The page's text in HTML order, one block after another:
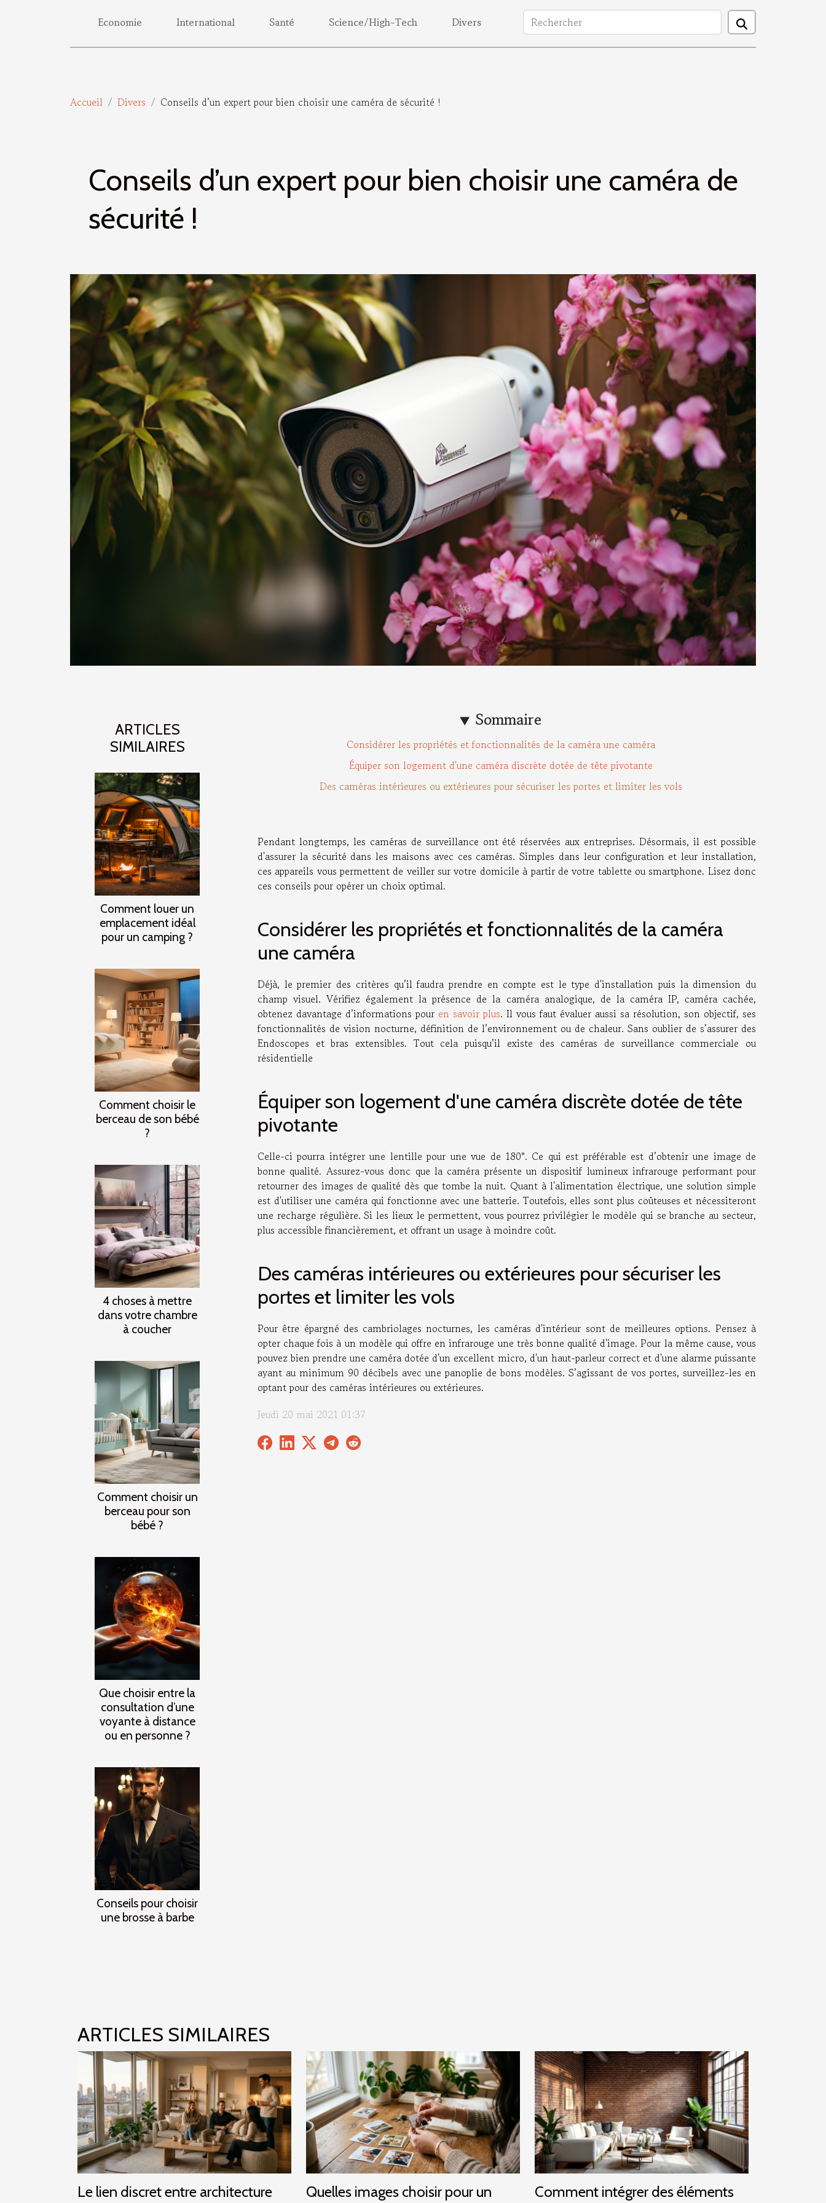
Economie International Santé Science/High-Tech Divers
Accueil Divers Conseils d’un expert pour bien choisir une caméra de sécurité !
Conseils d’un expert pour bien choisir une caméra de
sécurité !
ARTICLES
SIMILAIRES
Comment louer un
emplacement idéal
pour un camping ?
Comment choisir le
berceau de son bébé
?
4 choses à mettre
dans votre chambre
à coucher
Comment choisir un
berceau pour son
bébé ?
Que choisir entre la
consultation d’une
voyante à distance
ou en personne ?
Conseils pour choisir
une brosse à barbe
Sommaire
Considérer les propriétés et fonctionnalités de la caméra une caméra
Équiper son logement d'une caméra discrète dotée de tête pivotante
Des caméras intérieures ou extérieures pour sécuriser les portes et limiter les vols
Pendant longtemps, les caméras de surveillance ont été réservées aux entreprises. Désormais, il est possible
d'assurer la sécurité dans les maisons avec ces caméras. Simples dans leur configuration et leur installation,
ces appareils vous permettent de veiller sur votre domicile à partir de votre tablette ou smartphone. Lisez donc
ces conseils pour opérer un choix optimal.
Considérer les propriétés et fonctionnalités de la caméra
une caméra
Déjà, le premier des critères qu’il faudra prendre en compte est le type d'installation puis la dimension du
champ visuel. Vérifiez également la présence de la caméra analogique, de la caméra IP, caméra cachée,
obtenez davantage d’informations pour en savoir plus. Il vous faut évaluer aussi sa résolution, son objectif, ses
fonctionnalités de vision nocturne, définition de l’environnement ou de chaleur. Sans oublier de s’assurer des
Endoscopes et bras extensibles. Tout cela puisqu’il existe des caméras de surveillance commerciale ou
résidentielle
Équiper son logement d'une caméra discrète dotée de tête
pivotante
Celle-ci pourra intégrer une lentille pour une vue de 180°. Ce qui est préférable est d’obtenir une image de
bonne qualité. Assurez-vous donc que la caméra présente un dispositif lumineux infrarouge performant pour
retourner des images de qualité dès que tombe la nuit. Quant à l'alimentation électrique, une solution simple
est d'utiliser une caméra qui fonctionne avec une batterie. Toutefois, elles sont plus coûteuses et nécessiteront
une recharge régulière. Si les lieux le permettent, vous pourrez privilégier le modèle qui se branche au secteur,
plus accessible financièrement, et offrant un usage à moindre coût.
Des caméras intérieures ou extérieures pour sécuriser les
portes et limiter les vols
Pour être épargné des cambriolages nocturnes, les caméras d'intérieur sont de meilleures options. Pensez à
opter chaque fois à un modèle qui offre en infrarouge une très bonne qualité d'image. Pour la même cause, vous
pouvez bien prendre une caméra dotée d'un excellent micro, d'un haut-parleur correct et d'une alarme puissante
ayant au minimum 90 décibels avec une panoplie de bons modèles. S’agissant de vos portes, surveillez-les en
optant pour des caméras intérieures ou extérieures.
Jeudi 20 mai 2021 01:37
ARTICLES SIMILAIRES
Le lien discret entre architecture
Quelles images choisir pour un
Comment intégrer des éléments